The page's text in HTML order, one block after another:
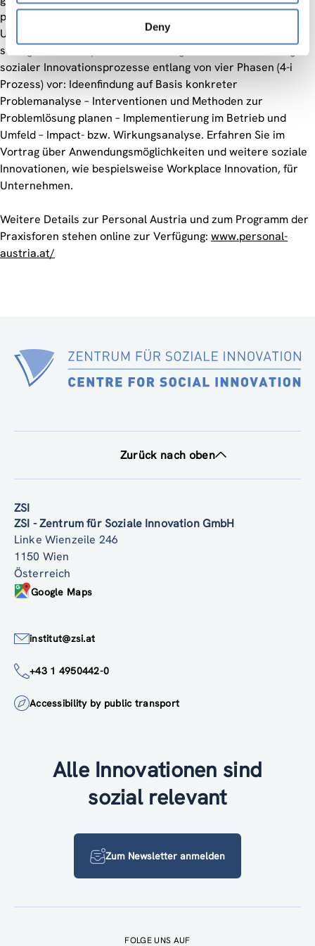
Deny
prägen soziales Unternehmertum (social entrepreneurship).
Um diesen Ansatz für Unternehmen nutzbar zu machen,
schlägt der ZSI-Experte Josef Hochgerner die Entwicklung
sozialer Innovationsprozesse entlang von vier Phasen (4-i
Prozess) vor: Ideenfindung auf Basis konkreter
Problemanalyse – Interventionen und Methoden zur
Problemlösung planen – Implementierung im Betrieb und
Umfeld – Impact- bzw. Wirkungsanalyse. Erfahren Sie im
Vortrag über Anwendungsmöglichkeiten und weitere soziale
Innovationen, wie bespielsweise Workplace Innovation, für
Unternehmen.
Weitere Details zur Personal Austria und zum Programm der
Praxisforen stehen online zur Verfügung: www.personal-
austria.at/
Zurück nach oben
ZSI
ZSI - Zentrum für Soziale Innovation GmbH
Linke Wienzeile 246
1150 Wien
Österreich
Google Maps
institut@zsi.at
+43 1 4950442-0
Accessibility by public transport
Alle Innovationen sind
sozial relevant
Zum Newsletter anmelden
FOLGE UNS AUF